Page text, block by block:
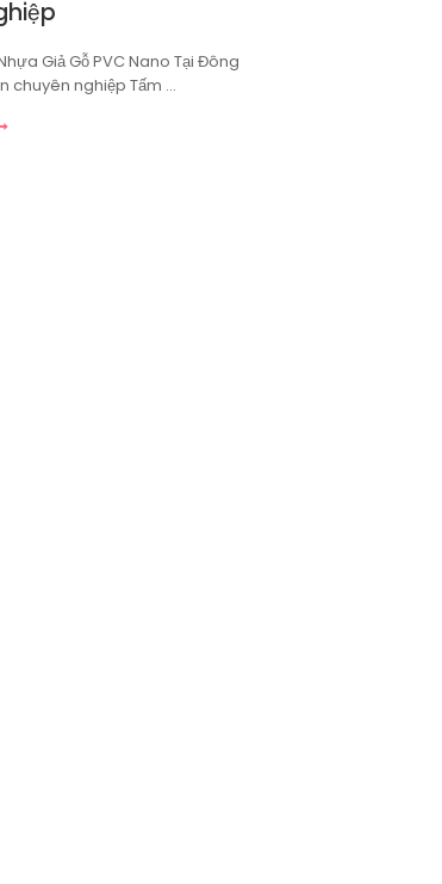
Giả Gỗ PVC Nano Tại Đông
chuyên nghiệp Tấm …